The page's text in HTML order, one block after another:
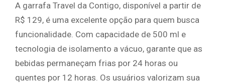
A garrafa Travel da Contigo, disponível a partir de
R$ 129, é uma excelente opção para quem busca
funcionalidade. Com capacidade de 500 ml e
tecnologia de isolamento a vácuo, garante que as
bebidas permaneçam frias por 24 horas ou
quentes por 12 horas. Os usuários valorizam sua